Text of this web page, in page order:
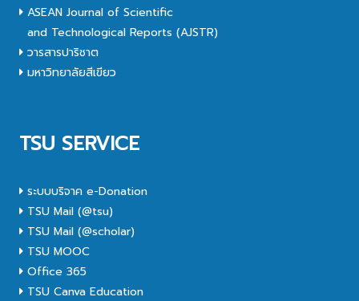
ASEAN Journal of Scientific
and Technological Reports (AJSTR)
วารสารปาริชาต
มหาวิทยาลัยสีเขียว
TSU SERVICE
ระบบบริจาค e-Donation
TSU Mail (@tsu)
TSU Mail (@scholar)
TSU MOOC
Office 365
TSU Canva Education